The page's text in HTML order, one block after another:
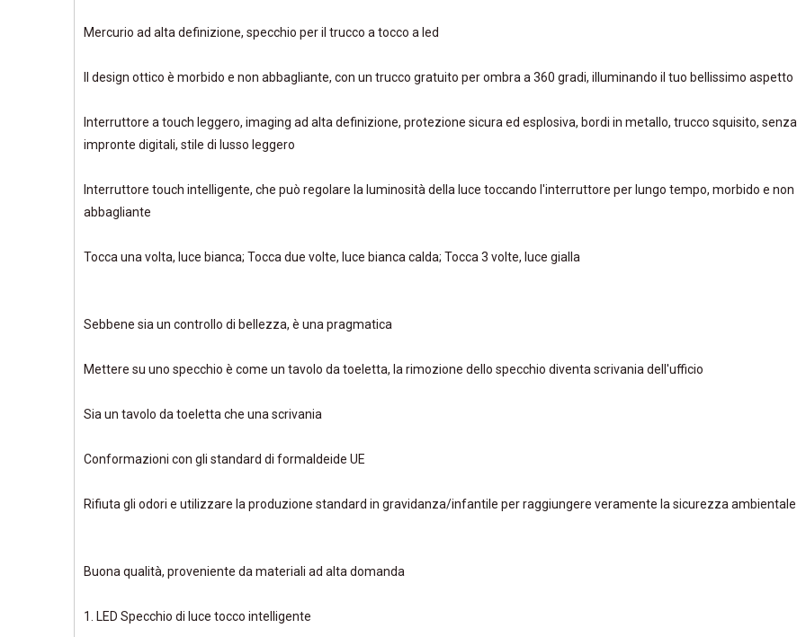
Mercurio ad alta definizione, specchio per il trucco a tocco a led
Il design ottico è morbido e non abbagliante, con un trucco gratuito per ombra a 360 gradi, illuminando il tuo bellissimo aspetto
Interruttore a touch leggero, imaging ad alta definizione, protezione sicura ed esplosiva, bordi in metallo, trucco squisito, senza
impronte digitali, stile di lusso leggero
Interruttore touch intelligente, che può regolare la luminosità della luce toccando l'interruttore per lungo tempo, morbido e non
abbagliante
Tocca una volta, luce bianca; Tocca due volte, luce bianca calda; Tocca 3 volte, luce gialla
Sebbene sia un controllo di bellezza, è una pragmatica
Mettere su uno specchio è come un tavolo da toeletta, la rimozione dello specchio diventa scrivania dell'ufficio
Sia un tavolo da toeletta che una scrivania
Conformazioni con gli standard di formaldeide UE
Rifiuta gli odori e utilizzare la produzione standard in gravidanza/infantile per raggiungere veramente la sicurezza ambientale
Buona qualità, proveniente da materiali ad alta domanda
1. LED Specchio di luce tocco intelligente